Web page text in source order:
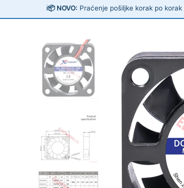
ℹ️📦 NOVO: Praćenje pošiljke korak po